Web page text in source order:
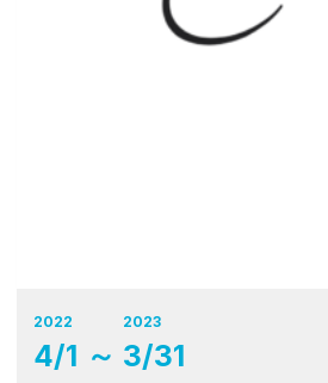
2022
4/1 ～
2023
3/31